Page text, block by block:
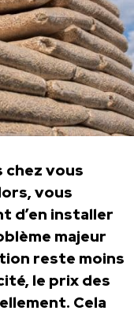
chez vous
vous
d’en installer
majeur
reste moins
le prix des
Cela